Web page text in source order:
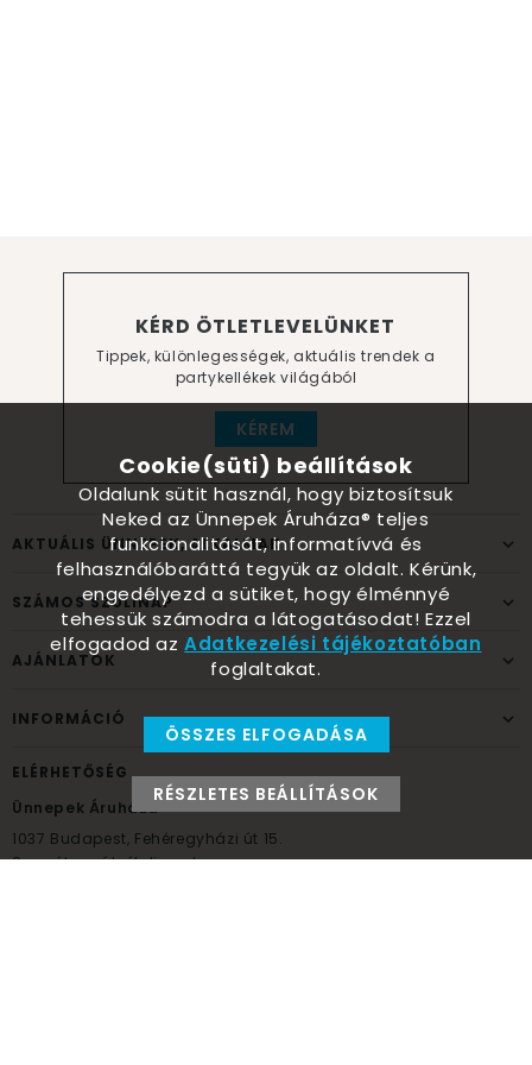
KÉRD ÖTLETLEVELÜNKET
Tippek, különlegességek, aktuális trendek a
partykellékek világából
KÉREM
AKTUÁLIS ÜNNEPEK, ALKALMAK
SZÁMOS SZÜLINAP
AJÁNLATOK
INFORMÁCIÓ
ELÉRHETŐSÉG
Ünnepek Áruháza
1037 Budapest, Fehéregyházi út 15.
Személyes átvételi pont
Cookie(süti) beállítások
Oldalunk sütit használ, hogy biztosítsuk
Neked az Ünnepek Áruháza® teljes
funkcionalitását, informatívvá és
felhasználóbaráttá tegyük az oldalt. Kérünk,
engedélyezd a sütiket, hogy élménnyé
tehessük számodra a látogatásodat! Ezzel
elfogadod azAdatkezelési tájékoztatóban
foglaltakat.
ÖSSZES ELFOGADÁSA
RÉSZLETES BEÁLLÍTÁSOK